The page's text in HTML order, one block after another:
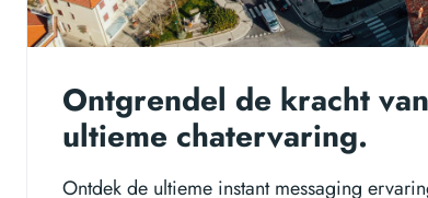
Ontgrendel de kracht
ultieme chatervaring.
Ontdek de ultieme instant messaging